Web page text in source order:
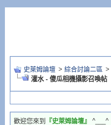
史萊姆論壇 > 綜合討論二區 >
灌水 - 傻瓜相機攝影召喚帖
歡迎您來到 『史萊姆論壇』 ^___^